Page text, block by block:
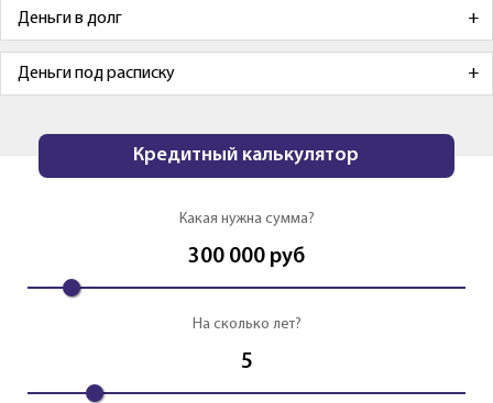
Деньги в долг
Деньги под расписку
Кредитный калькулятор
Какая нужна сумма?
300 000 руб
На сколько лет?
5